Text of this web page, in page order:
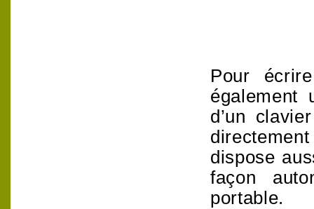
Pour
également
d’un
dispose
façon
portable.